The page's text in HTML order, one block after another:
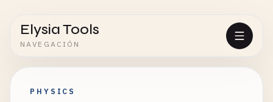
Elysia Tools
NAVEGACIÓN
PHYSICS